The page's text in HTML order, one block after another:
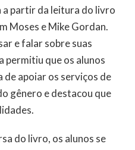
a partir da leitura do livro
Moses e Mike Gordan.
e falar sobre suas
permitiu que os alunos
de apoiar os serviços de
gênero e destacou que
do livro, os alunos se